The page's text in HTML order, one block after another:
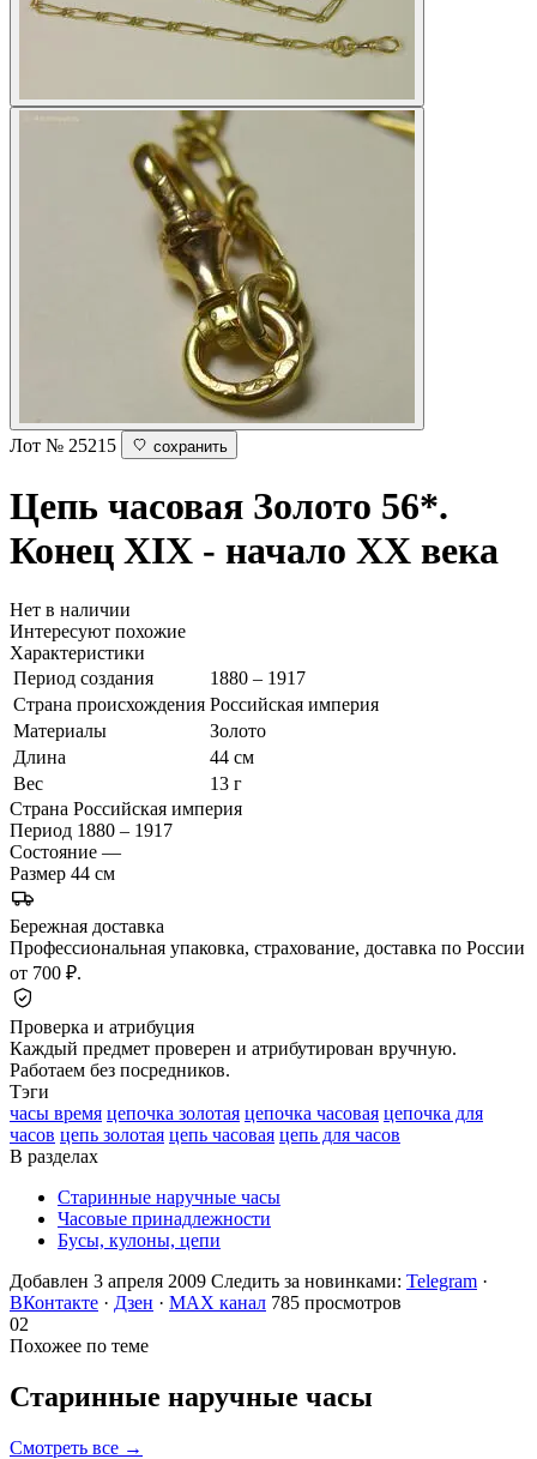
Лот № 25215 сохранить
Цепь часовая Золото 56*.
Конец XIX - начало ХХ века
Нет в наличии
Интересуют похожие
Характеристики
Период создания
1880 – 1917
Страна происхождения Российская империя
Материалы
Золото
Длина
44 см
Вес
13 г
Страна Российская империя
Период 1880 – 1917
Состояние —
Размер 44 см
Бережная доставка
Профессиональная упаковка, страхование, доставка по России
от 700 ₽.
Проверка и атрибуция
Каждый предмет проверен и атрибутирован вручную.
Работаем без посредников.
Тэги
часы время цепочка золотая цепочка часовая цепочка для
часов цепь золотая цепь часовая цепь для часов
В разделах
Старинные наручные часы
Часовые принадлежности
Бусы, кулоны, цепи
Добавлен 3 апреля 2009 Следить за новинками: Telegram ·
ВКонтакте · Дзен · MAX канал 785 просмотров
02
Похожее по теме
Старинные наручные часы
Смотреть все →